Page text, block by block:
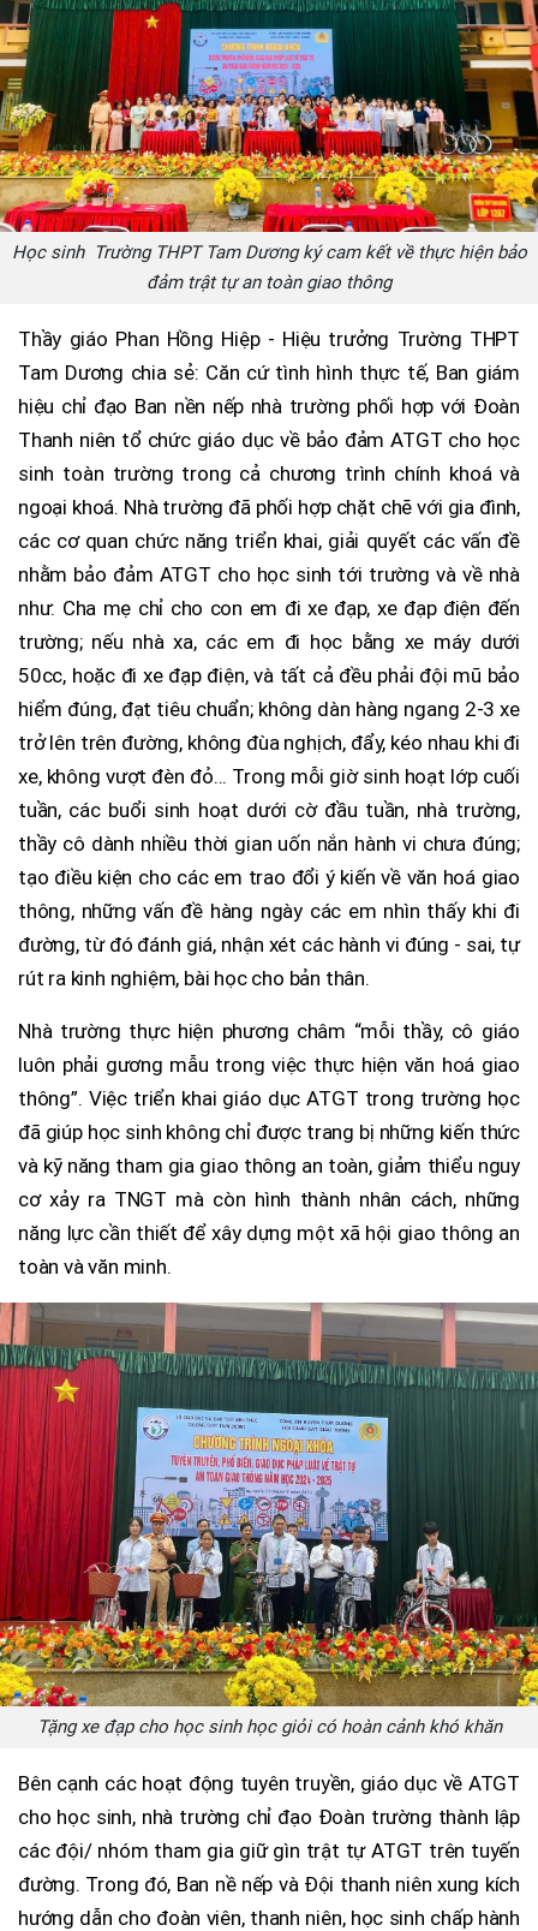
Học sinh Trường THPT Tam Dương ký cam kết về thực hiện bảo
đảm trật tự an toàn giao thông
Thầy giáo Phan Hồng Hiệp - Hiệu trưởng Trường THPT
Tam Dương chia sẻ: Căn cứ tình hình thực tế, Ban giám
hiệu chỉ đạo Ban nền nếp nhà trường phối hợp với Đoàn
Thanh niên tổ chức giáo dục về bảo đảm ATGT cho học
sinh toàn trường trong cả chương trình chính khoá và
ngoại khoá. Nhà trường đã phối hợp chặt chẽ với gia đình,
các cơ quan chức năng triển khai, giải quyết các vấn đề
nhằm bảo đảm ATGT cho học sinh tới trường và về nhà
như: Cha mẹ chỉ cho con em đi xe đạp, xe đạp điện đến
trường; nếu nhà xa, các em đi học bằng xe máy dưới
50cc, hoặc đi xe đạp điện, và tất cả đều phải đội mũ bảo
hiểm đúng, đạt tiêu chuẩn; không dàn hàng ngang 2-3 xe
trở lên trên đường, không đùa nghịch, đẩy, kéo nhau khi đi
xe, không vượt đèn đỏ... Trong mỗi giờ sinh hoạt lớp cuối
tuần, các buổi sinh hoạt dưới cờ đầu tuần, nhà trường,
thầy cô dành nhiều thời gian uốn nắn hành vi chưa đúng;
tạo điều kiện cho các em trao đổi ý kiến về văn hoá giao
thông, những vấn đề hàng ngày các em nhìn thấy khi đi
đường, từ đó đánh giá, nhận xét các hành vi đúng - sai, tự
rút ra kinh nghiệm, bài học cho bản thân.
Nhà trường thực hiện phương châm “mỗi thầy, cô giáo
luôn phải gương mẫu trong việc thực hiện văn hoá giao
thông”. Việc triển khai giáo dục ATGT trong trường học
đã giúp học sinh không chỉ được trang bị những kiến thức
và kỹ năng tham gia giao thông an toàn, giảm thiểu nguy
cơ xảy ra TNGT mà còn hình thành nhân cách, những
năng lực cần thiết để xây dựng một xã hội giao thông an
toàn và văn minh.
Tặng xe đạp cho học sinh học giỏi có hoàn cảnh khó khăn
Bên cạnh các hoạt động tuyên truyền, giáo dục về ATGT
cho học sinh, nhà trường chỉ đạo Đoàn trường thành lập
các đội/ nhóm tham gia giữ gìn trật tự ATGT trên tuyến
đường. Trong đó, Ban nề nếp và Đội thanh niên xung kích
hướng dẫn cho đoàn viên, thanh niên, học sinh chấp hành